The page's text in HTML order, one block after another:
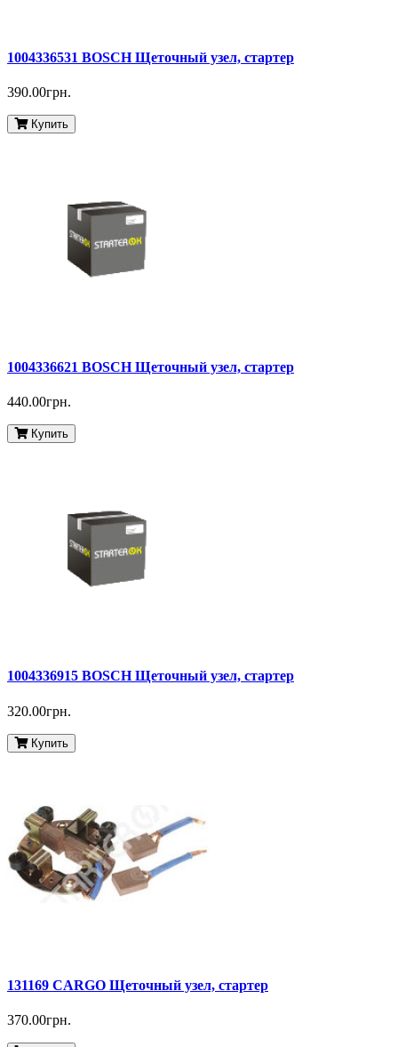
1004336531 BOSCH Щеточный узел, стартер
390.00грн.
Купить
1004336621 BOSCH Щеточный узел, стартер
440.00грн.
Купить
1004336915 BOSCH Щеточный узел, стартер
320.00грн.
Купить
131169 CARGO Щеточный узел, стартер
370.00грн.